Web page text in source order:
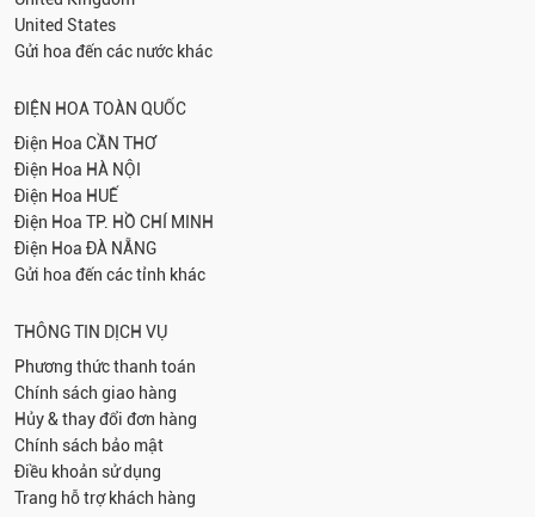
United States
Gửi hoa đến các nước khác
ĐIỆN HOA TOÀN QUỐC
Điện Hoa CẦN THƠ
Điện Hoa HÀ NỘI
Điện Hoa HUẾ
Điện Hoa TP. HỒ CHÍ MINH
Điện Hoa ĐÀ NẴNG
Gửi hoa đến các tỉnh khác
THÔNG TIN DỊCH VỤ
Phương thức thanh toán
Chính sách giao hàng
Hủy & thay đổi đơn hàng
Chính sách bảo mật
Điều khoản sử dụng
Trang hỗ trợ khách hàng